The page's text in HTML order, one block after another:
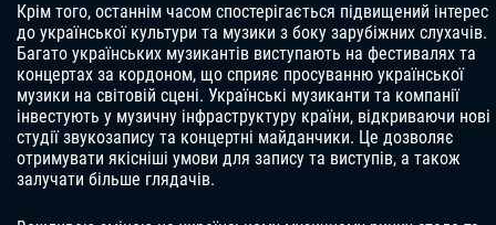
Крім того, останнім часом спостерігається підвищений інтерес
до української культури та музики з боку зарубіжних слухачів.
Багато українських музикантів виступають на фестивалях та
концертах за кордоном, що сприяє просуванню української
музики на світовій сцені. Українські музиканти та компанії
інвестують у музичну інфраструктуру країни, відкриваючи нові
студії звукозапису та концертні майданчики. Це дозволяє
отримувати якісніші умови для запису та виступів, а також
залучати більше глядачів.